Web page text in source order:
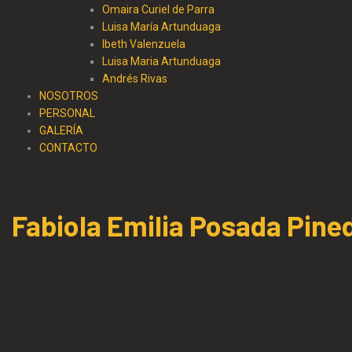
Omaira Curiel de Parra
Luisa María Artunduaga
Ibeth Valenzuela
Luisa Maria Artunduaga
Andrés Rivas
NOSOTROS
PERSONAL
GALERÍA
CONTACTO
Fabiola Emilia Posada